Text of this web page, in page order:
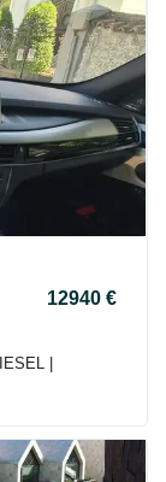
12940 €
|